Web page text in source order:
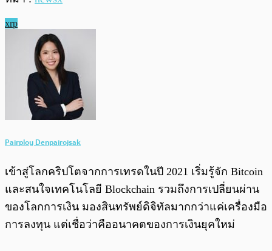
xrp
Pairploy Denpairojsak
เข้าสู่โลกคริปโตจากการเทรดในปี 2021 เริ่มรู้จัก Bitcoin
และสนใจเทคโนโลยี Blockchain รวมถึงการเปลี่ยนผ่าน
ของโลกการเงิน มองสินทรัพย์ดิจิทัลมากกว่าแค่เครื่องมือ
การลงทุน แต่เชื่อว่าคืออนาคตของการเงินยุคใหม่